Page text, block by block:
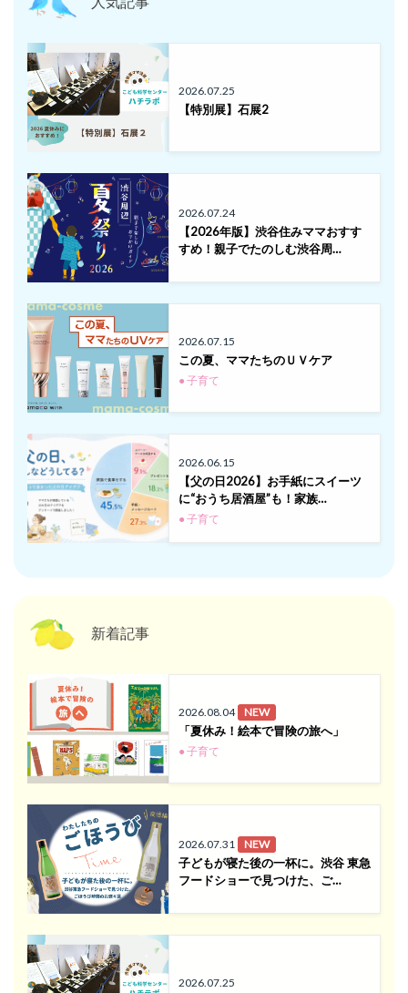
2026.07.25
【特別展】石展2
2026.07.24
【2026年版】渋谷住みママおすす
すめ！親子でたのしむ渋谷周…
2026.07.15
この夏、ママたちのＵＶケア
● 子育て
2026.06.15
【父の日2026】お手紙にスイーツ
に“おうち居酒屋”も！家族…
● 子育て
新着記事
2026.08.04 NEW
「夏休み！絵本で冒険の旅へ」
● 子育て
2026.07.31 NEW
子どもが寝た後の一杯に。渋谷 東急
フードショーで見つけた、ご…
2026.07.25